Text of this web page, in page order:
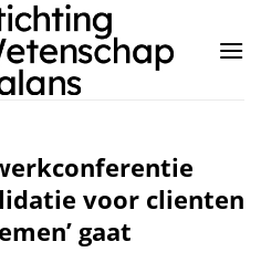
voor clienten
gaat